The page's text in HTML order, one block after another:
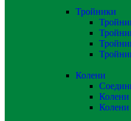
Тройники
Колени
Колени
Колени